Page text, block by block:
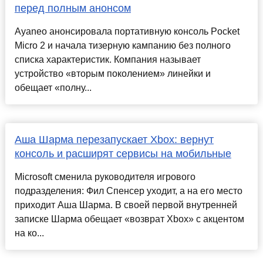
перед полным анонсом
Ayaneo анонсировала портативную консоль Pocket
Micro 2 и начала тизерную кампанию без полного
списка характеристик. Компания называет
устройство «вторым поколением» линейки и
обещает «полну...
Аша Шарма перезапускает Xbox: вернут
консоль и расширят сервисы на мобильные
Microsoft сменила руководителя игрового
подразделения: Фил Спенсер уходит, а на его место
приходит Аша Шарма. В своей первой внутренней
записке Шарма обещает «возврат Xbox» с акцентом
на ко...